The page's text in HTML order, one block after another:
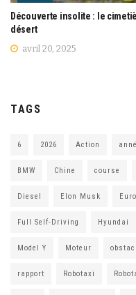
Découverte insolite : le
désert
avril 20, 2025
TAGS
6 2026 Action
BMW Chine course
Diesel Elon Musk
Full Self-Driving Hyundai
Model Y Moteur
rapport Robotaxi